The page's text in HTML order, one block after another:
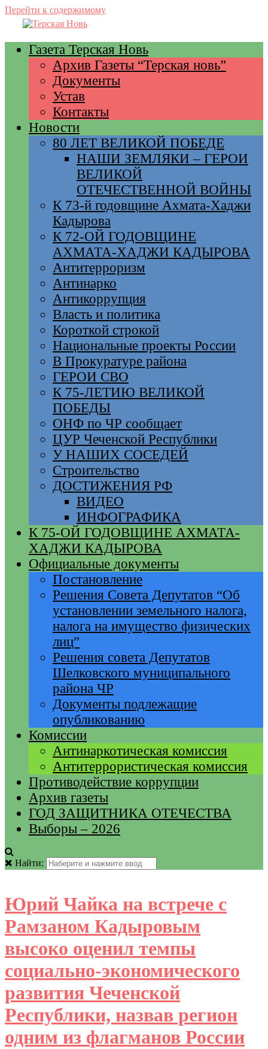
Перейти к содержимому
Газета Терская Новь
Архив Газеты “Терская новь”
Документы
Устав
Контакты
Новости
80 ЛЕТ ВЕЛИКОЙ ПОБЕДЕ
НАШИ ЗЕМЛЯКИ – ГЕРОИ
ВЕЛИКОЙ
ОТЕЧЕСТВЕННОЙ ВОЙНЫ
К 73-й годовщине Ахмата-Хаджи
Кадырова
К 72-ОЙ ГОДОВЩИНЕ
АХМАТА-ХАДЖИ КАДЫРОВА
Антитерроризм
Антинарко
Антикоррупция
Власть и политика
Короткой строкой
Национальные проекты России
В Прокуратуре района
ГЕРОИ СВО
К 75-ЛЕТИЮ ВЕЛИКОЙ
ПОБЕДЫ
ОНФ по ЧР сообщает
ЦУР Чеченской Республики
У НАШИХ СОСЕДЕЙ
Строительство
ДОСТИЖЕНИЯ РФ
ВИДЕО
ИНФОГРАФИКА
К 75-ОЙ ГОДОВЩИНЕ АХМАТА-
ХАДЖИ КАДЫРОВА
Официальные документы
Постановление
Решения Совета Депутатов “Об
установлении земельного налога,
налога на имущество физических
лиц”
Решения совета Депутатов
Шелковского муниципального
района ЧР
Документы подлежащие
опубликованию
Комиссии
Антинаркотическая комиссия
Антитеррористическая комиссия
Противодействие коррупции
Архив газеты
ГОД ЗАЩИТНИКА ОТЕЧЕСТВА
Выборы – 2026
Найти:
Юрий Чайка на встрече с
Рамзаном Кадыровым
высоко оценил темпы
социально-экономического
развития Чеченской
Республики, назвав регион
одним из флагманов России